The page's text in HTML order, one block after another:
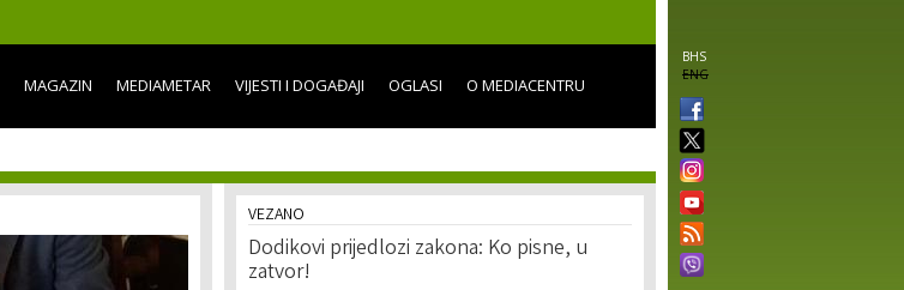
content
BHS
ENG
MAGAZIN MEDIAMETAR VIJESTI I DOGAĐAJI OGLASI O MEDIACENTRU
VEZANO
Dodikovi prijedlozi zakona: Ko pisne, u
zatvor!